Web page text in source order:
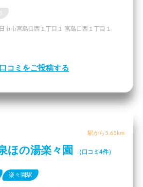
市市宮島口西１丁目１ 宮島口西１丁目１
口コミをご投稿する
駅から5.65km
ほの湯楽々園 （口コミ4件）
楽々園駅